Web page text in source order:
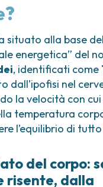
alla base
energetica” del
, identificati come
dall’ipofisi nel
la velocità con
temperatura
l’equilibrio di tutto
del corpo:
risente, dalla